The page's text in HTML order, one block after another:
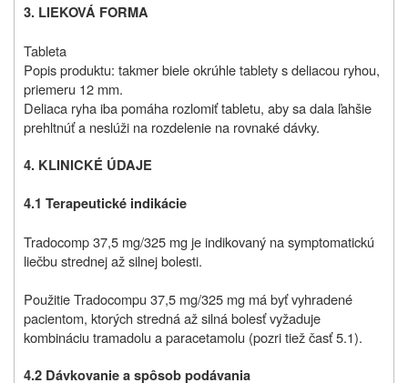
3. LIEKOVÁ FORMA
Tableta
Popis produktu: takmer biele okrúhle tablety s deliacou ryhou,
priemeru 12 mm.
Deliaca ryha iba pomáha rozlomiť tabletu, aby sa dala ľahšie
prehltnúť a neslúži na rozdelenie na rovnaké dávky.
4. KLINICKÉ ÚDAJE
4.1 Terapeutické indikácie
Tradocomp 37,5 mg/325 mg je indikovaný na symptomatickú
liečbu strednej až silnej bolesti.
Použitie Tradocompu 37,5 mg/325 mg má byť vyhradené
pacientom, ktorých stredná až silná bolesť vyžaduje
kombináciu tramadolu a paracetamolu (pozri tiež časť 5.1).
4.2 Dávkovanie a spôsob podávania